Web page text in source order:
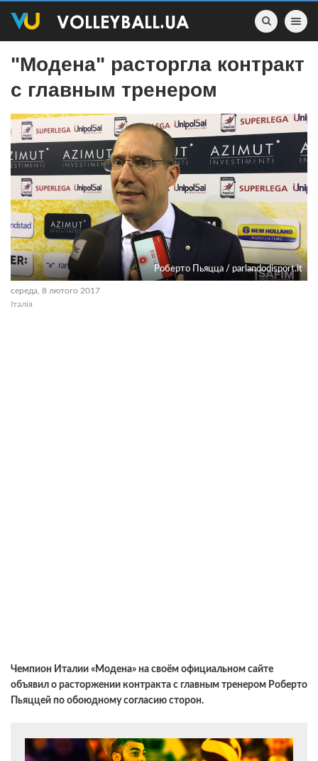
Toggle
"Модена" расторгла контракт
с главным тренером
Роберто Пьяцца / parlandodisport.it
середа, 8 лютого 2017
Італія
Чемпион Италии «Модена» на своём официальном сайте
объявил о расторжении контракта с главным тренером Роберто
Пьяццей по обоюдному согласию сторон.